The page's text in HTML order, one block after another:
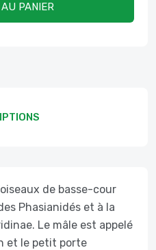
PANIER
de basse-cour
Phasianidés et à la
Le mâle est appelé
et le petit porte